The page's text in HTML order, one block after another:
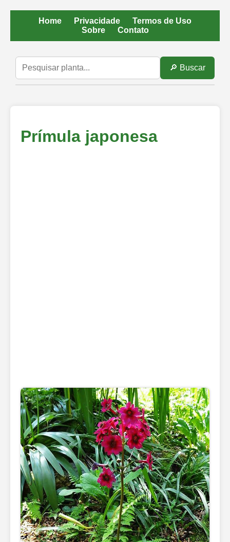
Home Privacidade
Termos de Uso
Sobre
Contato
🔎 Buscar
Prímula japonesa